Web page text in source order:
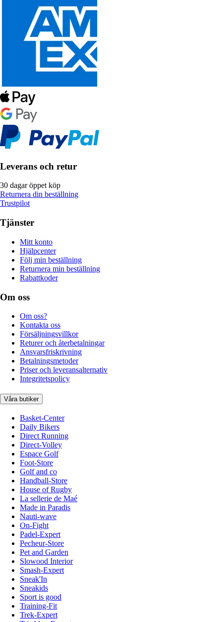
Leverans och retur
30 dagar öppet köp
Returnera din beställning
Trustpilot
Tjänster
Mitt konto
Hjälpcenter
Följ min beställning
Returnera min beställning
Rabattkoder
Om oss
Om oss?
Kontakta oss
Försäljningsvillkor
Returer och återbetalningar
Ansvarsfriskrivning
Betalningsmetoder
Priser och leveransalternativ
Integritetspolicy
Våra butiker
Basket-Center
Daily Bikers
Direct Running
Direct-Volley
Espace Golf
Foot-Store
Golf and co
Handball-Store
House of Rugby
La sellerie de Maé
Made in Paradis
Nauti-wave
On-Fight
Padel-Expert
Pecheur-Store
Pet and Garden
Slowood Interior
Smash-Expert
Sneak'In
Sneakids
Sport is good
Training-Fit
Trek-Expert